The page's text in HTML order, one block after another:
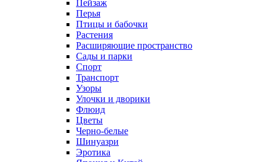
Пейзаж
Перья
Птицы и бабочки
Растения
Расширяющие пространство
Сады и парки
Спорт
Транспорт
Узоры
Улочки и дворики
Флюид
Цветы
Черно-белые
Шинуазри
Эротика